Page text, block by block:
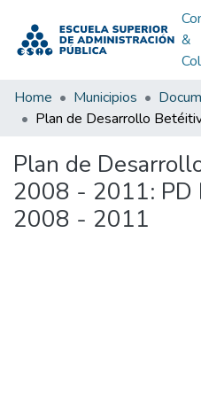
&
Home Municipios
Plan de
2008 - 2011: PD
2008 - 2011